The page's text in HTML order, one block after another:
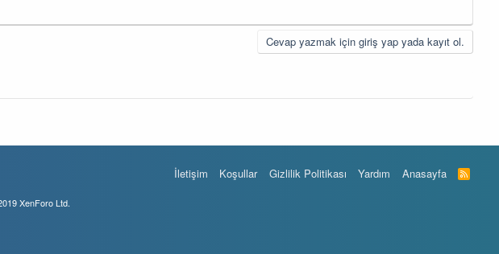
Cevap yazmak için giriş yap yada kayıt ol.
İletişim Koşullar Gizlilik Politikası Yardım Anasayfa
R
S
XenForo Ltd.